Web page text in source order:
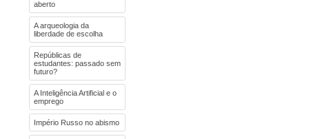
aberto
A arqueologia da
liberdade de escolha
Repúblicas de
estudantes: passado sem
futuro?
A Inteligência Artificial e o
emprego
Império Russo no abismo